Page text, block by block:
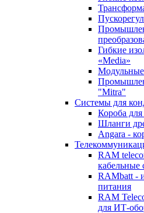
Гибкие
«Media»
"Mitra"
Системы для
Короба
Шланги
Angara -
RAM
кабельные
RAMbatt -
питания
RAM
для ИТ-